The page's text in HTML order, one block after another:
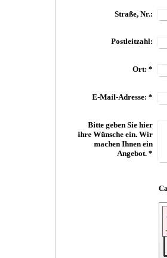
Straße, Nr.:
Postleitzahl:
Ort: *
E-Mail-Adresse: *
Bitte geben Sie hier
ihre Wünsche ein. Wir
machen Ihnen ein
Angebot. *